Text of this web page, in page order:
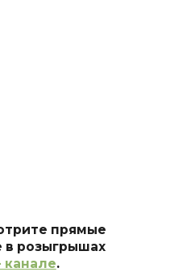
прямые
в розыгрышах
канале.